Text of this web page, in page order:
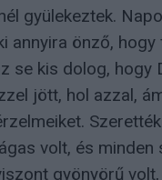
gyülekeztek.
annyira önző,
se kis dolog,
jött, hol azzal,
volt, és
gyönyörű